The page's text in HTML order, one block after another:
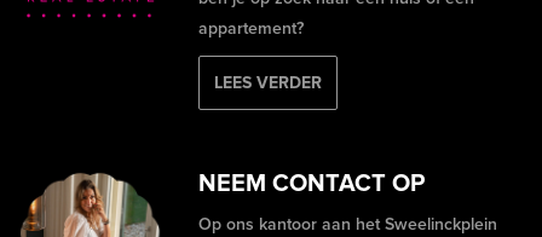
appartement?
LEES VERDER
NEEM CONTACT OP
Op ons kantoor aan het Sweelinckplein